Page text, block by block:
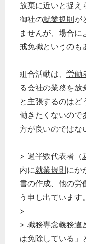
放棄に近いと捉え
御社の就業規則が
ませんが、場合に
戒免職というのも
組合活動は、 労働
る会社の業務を放
と主張するのはど
働きたくないので
方が良いのではな
> 過半数代表者（
内に就業規則にか
書の作成、他の労
う申し出ています。
>
> 職務専念義務違
は免除している」